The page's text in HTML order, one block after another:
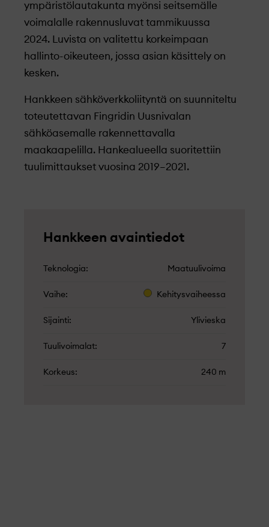
ympäristölautakunta myönsi seitsemälle
voimalalle rakennusluvat tammikuussa
2024.
Luvista on valitettu korkeimpaan
hallinto-oikeuteen, jossa asian käsittely on
kesken.
Hankkeen sähköverkkoliityntä on suunniteltu
toteutettavan Fingridin Uusnivalan
sähköasemalle rakennettavalla
maakaapelilla. Hankealueella suoritettiin
tuulimittaukset vuosina 2019–2021.
Hankkeen avaintiedot
Teknologia Maatuulivoima
Vaihe Kehitysvaiheessa
Sijainti Ylivieska
Tuulivoimalat 7
Korkeus 240 m